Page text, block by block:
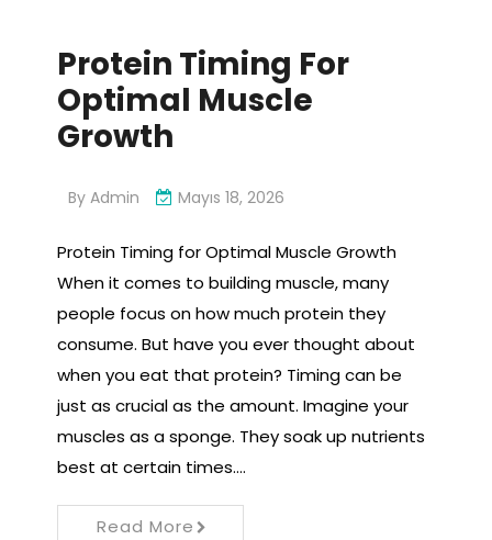
Protein Timing For
Optimal Muscle
Growth
By Admin Mayıs 18, 2026
Protein Timing for Optimal Muscle Growth
When it comes to building muscle, many
people focus on how much protein they
consume. But have you ever thought about
when you eat that protein? Timing can be
just as crucial as the amount. Imagine your
muscles as a sponge. They soak up nutrients
best at certain times.…
Read More